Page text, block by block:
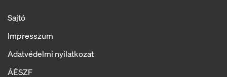
Sajtó
Impresszum
Adatvédelmi nyilatkozat
ÁÉSZF